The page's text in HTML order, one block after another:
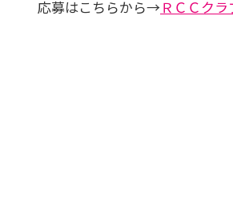
応募はこちらから→ＲＣＣクラ